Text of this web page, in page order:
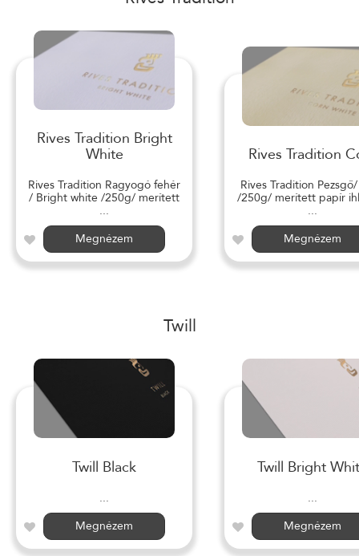
Rives Tradition Bright
White
Rives Tradition Ragyogó fehér
/ Bright white /250g/ merített
...
Megnézem
Rives Tradition
Rives Tradition
/250g/ merített papír
...
Megnézem
Twill
Twill Black
...
Megnézem
Twill Bright
...
Megnézem